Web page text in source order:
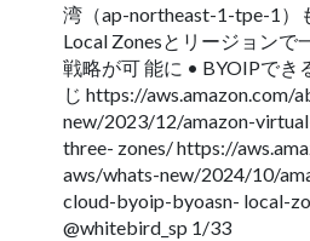
湾（ap-northeast-1-tpe-1）
Local Zonesとリージョンで
戦略が可 能に • BYOIPでき
じ https://aws.amazon.com/
new/2023/12/amazon-
three- zones/ https://
aws/whats-new/2024/10/
cloud-byoip-byoasn- local-
@whitebird_sp 1/33